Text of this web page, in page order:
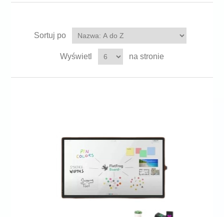
Sortuj po
Wyświetl na stronie